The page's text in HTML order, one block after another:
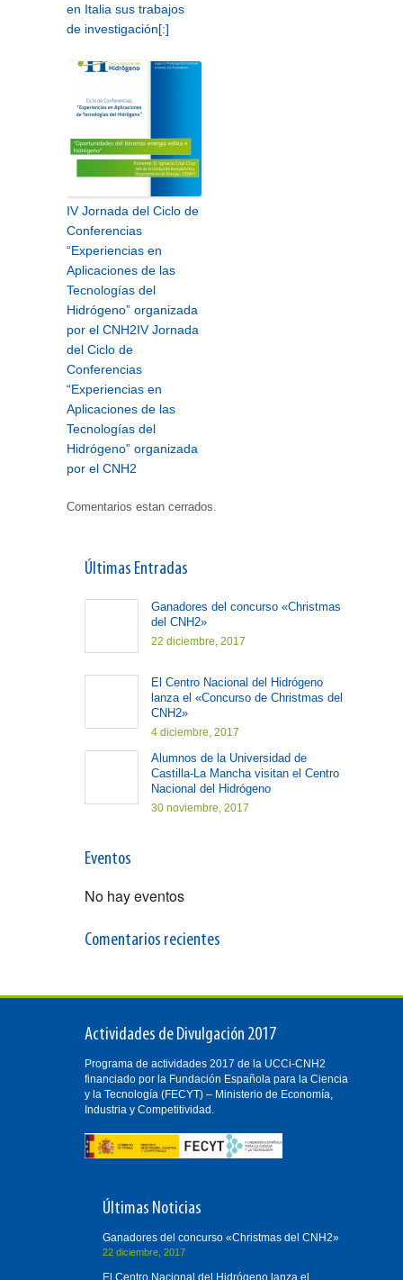
en Italia sus trabajos
de investigación[:]
IV Jornada del Ciclo de
Conferencias
“Experiencias en
Aplicaciones de las
Tecnologías del
Hidrógeno” organizada
por el CNH2IV Jornada
del Ciclo de
Conferencias
“Experiencias en
Aplicaciones de las
Tecnologías del
Hidrógeno” organizada
por el CNH2
Comentarios estan cerrados.
Últimas Entradas
Ganadores del concurso «Christmas
del CNH2»
22 diciembre, 2017
El Centro Nacional del Hidrógeno
lanza el «Concurso de Christmas del
CNH2»
4 diciembre, 2017
Alumnos de la Universidad de
Castilla-La Mancha visitan el Centro
Nacional del Hidrógeno
30 noviembre, 2017
Eventos
No hay eventos
Comentarios recientes
Actividades de Divulgación 2017
Programa de actividades 2017 de la UCCi-CNH2
financiado por la Fundación Española para la Ciencia
y la Tecnología (FECYT) – Ministerio de Economía,
Industria y Competitividad.
Últimas Noticias
Ganadores del concurso «Christmas del CNH2»
22 diciembre, 2017
El Centro Nacional del Hidrógeno lanza el